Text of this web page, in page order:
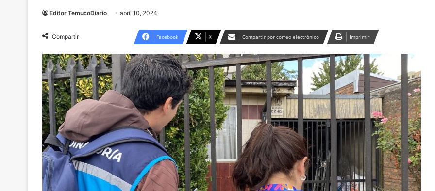
Editor TemucoDiario abril 10, 2024
Compartir Facebook X Compartir por correo electrónico Imprimir